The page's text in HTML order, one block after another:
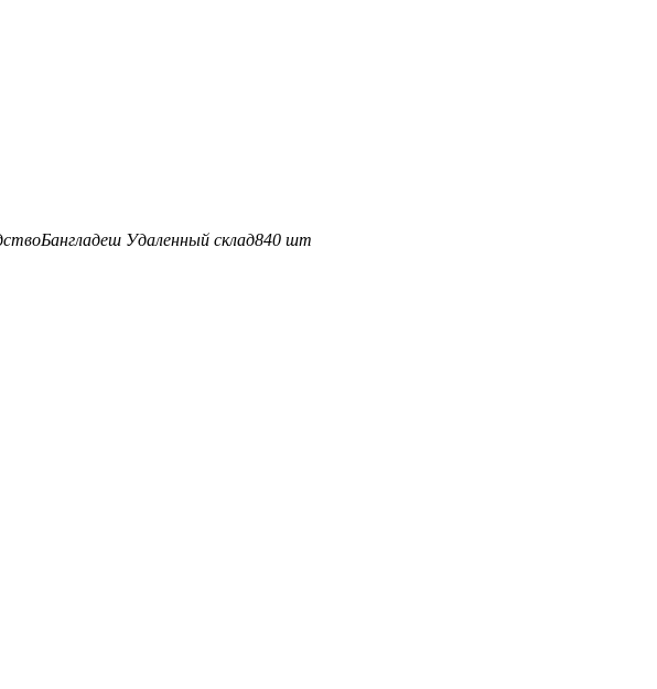
Бангладеш Удаленный склад840 шт